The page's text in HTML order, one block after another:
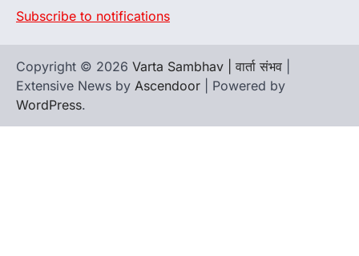
Subscribe to notifications
Copyright © 2026 Varta Sambhav | वार्ता संभव
Extensive News by Ascendoor | Powered by
WordPress.